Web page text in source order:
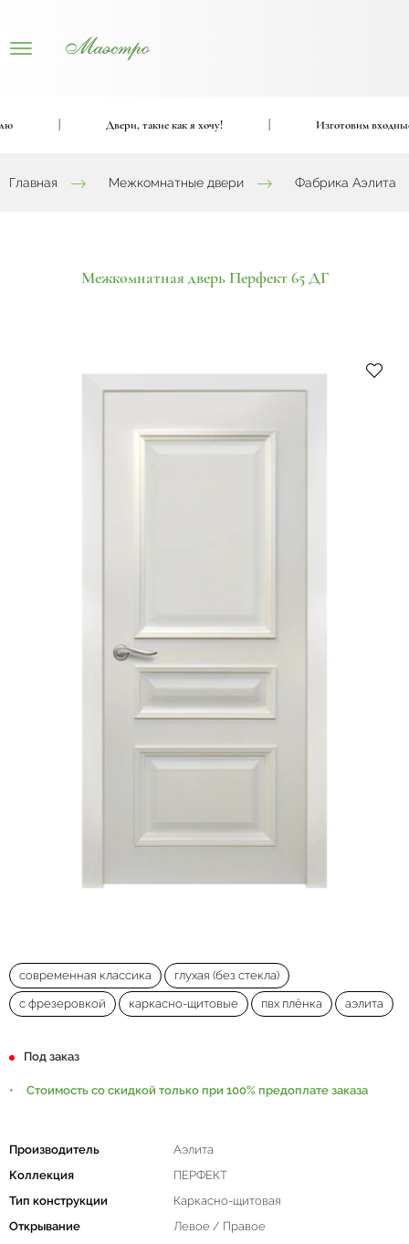
Двери, такие как я хочу! Изготовим входные
Главная Межкомнатные двери Фабрика Аэлита
Межкомнатная дверь Перфект 65 ДГ
современная классика глухая (без стекла)
с фрезеровкой каркасно-щитовые пвх плёнка аэлита
Под заказ
Стоимость со скидкой только при 100% предоплате заказа
Производитель
Аэлита
Коллекция
ПЕРФЕКТ
Тип конструкции
Каркасно-щитовая
Открывание
Левое / Правое